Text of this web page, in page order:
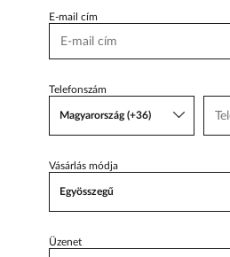
E-mail cím
Telefonszám
Magyarország (+36)
Vásárlás módja
Egyösszegű
Üzenet